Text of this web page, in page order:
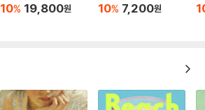
10% 19,800원 10% 7,200원